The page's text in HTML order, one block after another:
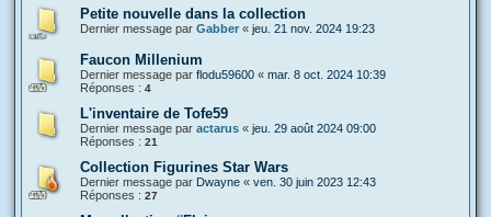
Petite nouvelle dans la collection
Dernier message par Gabber « jeu. 21 nov. 2024 19:23
Faucon Millenium
Dernier message par flodu59600 « mar. 8 oct. 2024 10:39
Réponses : 4
L'inventaire de Tofe59
Dernier message par actarus « jeu. 29 août 2024 09:00
Réponses : 21
Collection Figurines Star Wars
Dernier message par Dwayne « ven. 30 juin 2023 12:43
Réponses : 27